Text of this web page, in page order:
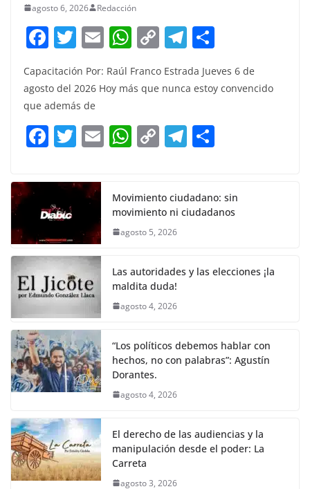
agosto 6, 2026 Redacción
F
a
c
e
b
o
k
T
itt
er
E
m
ai
W
at
A
p
C
p
Li
n
T
el
e
a
m
ar
e
Capacitación Por: Raúl Franco Estrada Jueves 6 de
agosto del 2026 Hoy más que nunca estoy convencido
que además de
F
c
e
b
o
o
k
T
itt
er
E W
s
A
p
C
y
Li
k
T
gr
a
e
Movimiento ciudadano: sin
movimiento ni ciudadanos
agosto 5, 2026
Las autoridades y las elecciones ¡la
maldita duda!
agosto 4, 2026
“Los políticos debemos hablar con
hechos, no con palabras”: Agustín
Dorantes.
agosto 4, 2026
El derecho de las audiencias y la
manipulación desde el poder: La
Carreta
agosto 3, 2026